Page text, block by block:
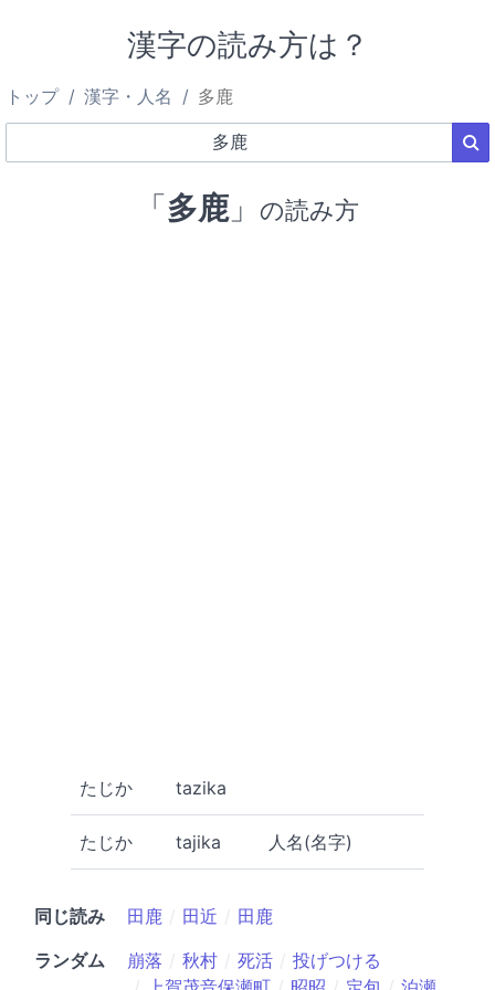
漢字の読み方は？
トップ 漢字・人名 多鹿
「多鹿」 の読み方
たじか tazika
たじか tajika 人名(名字)
同じ読み 田鹿 田近
田鹿
ランダム
崩落 秋村 死活
投げつける